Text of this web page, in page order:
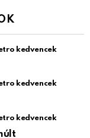
kedvencek
kedvencek
kedvencek